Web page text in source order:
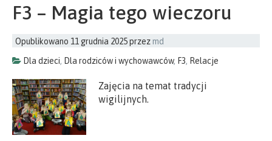
F3 – Magia tego wieczoru
Opublikowano 11 grudnia 2025przezmd
Dla dzieci, Dla rodziców i wychowawców, F3, Relacje
Zajęcia na temat tradycji
wigilijnych.